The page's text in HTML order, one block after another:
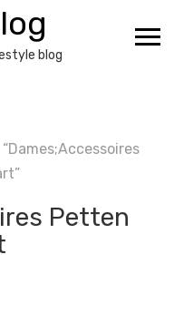
blog
Petten